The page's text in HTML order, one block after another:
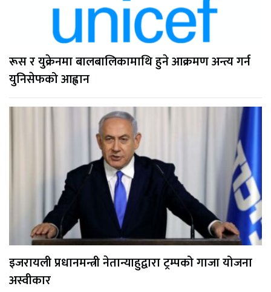
रूस र युक्रेनमा बालबालिकामाथि हुने आक्रमण अन्त्य गर्न
युनिसेफको आह्वान
इजरायली प्रधानमन्त्री नेतान्याहुद्वारा ट्रम्पको गाजा योजना
अस्वीकार